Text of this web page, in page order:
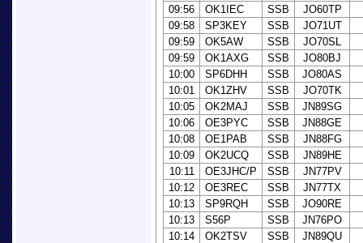
09:56
OK1IEC SSB
JO60TP
09:58
SP3KEY SSB
JO71UT
09:59
OK5AW SSB
JO70SL
09:59
OK1AXG SSB
JO80BJ
10:00
SP6DHH SSB
JO80AS
10:01
OK1ZHV SSB
JO70TK
10:05
OK2MAJ SSB
JN89SG
10:06
OE3PYC SSB
JN88GE
10:08
OE1PAB SSB
JN88FG
10:09
OK2UCQ SSB
JN89HE
10:11
OE3JHC/P SSB
JN77PV
10:12
OE3REC SSB
JN77TX
10:13
SP9RQH SSB
JO90RE
10:13
S56P SSB
JN76PO
10:14
OK2TSV SSB
JN89QU